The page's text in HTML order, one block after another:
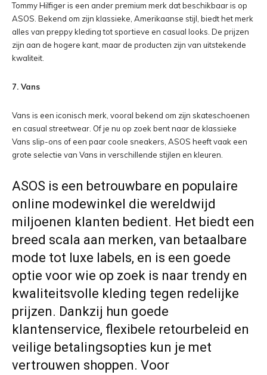
Tommy Hilfiger is een ander premium merk dat beschikbaar is op
ASOS. Bekend om zijn klassieke, Amerikaanse stijl, biedt het merk
alles van preppy kleding tot sportieve en casual looks. De prijzen
zijn aan de hogere kant, maar de producten zijn van uitstekende
kwaliteit.
7. Vans
Vans is een iconisch merk, vooral bekend om zijn skateschoenen
en casual streetwear. Of je nu op zoek bent naar de klassieke
Vans slip-ons of een paar coole sneakers, ASOS heeft vaak een
grote selectie van Vans in verschillende stijlen en kleuren.
ASOS is een betrouwbare en populaire
online modewinkel die wereldwijd
miljoenen klanten bedient. Het biedt een
breed scala aan merken, van betaalbare
mode tot luxe labels, en is een goede
optie voor wie op zoek is naar trendy en
kwaliteitsvolle kleding tegen redelijke
prijzen. Dankzij hun goede
klantenservice, flexibele retourbeleid en
veilige betalingsopties kun je met
vertrouwen shoppen. Voor